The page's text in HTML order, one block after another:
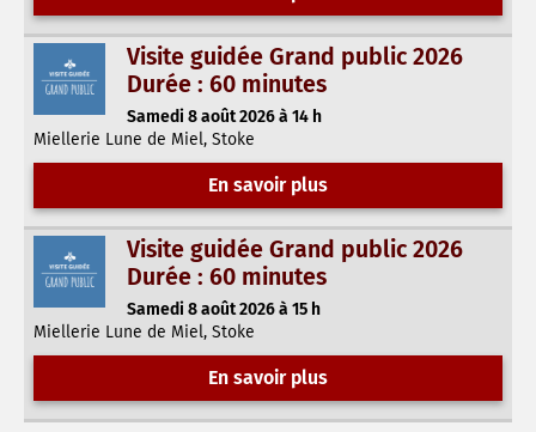
Visite guidée Grand public 2026
Durée : 60 minutes
Samedi 8 août 2026 à 14 h
Miellerie Lune de Miel, Stoke
En savoir plus
Visite guidée Grand public 2026
Durée : 60 minutes
Samedi 8 août 2026 à 15 h
Miellerie Lune de Miel, Stoke
En savoir plus